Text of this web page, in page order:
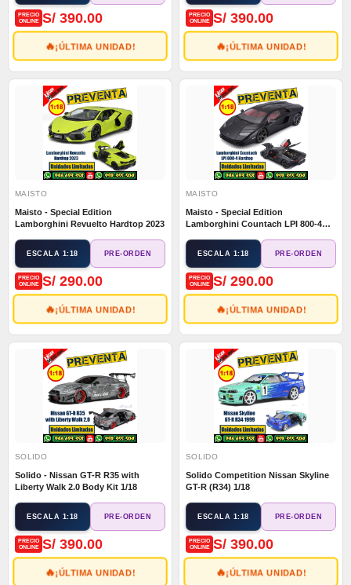
PRECIO
ONLINE
S/ 390.00
🔥¡ÚLTIMA UNIDAD!
PRECIO
ONLINE
S/ 390.00
🔥¡ÚLTIMA UNIDAD!
MAISTO
Maisto - Special Edition
Lamborghini Revuelto Hardtop 2023
ESCALA 1:18 PRE-ORDEN
PRECIO
ONLINE
S/ 290.00
🔥¡ÚLTIMA UNIDAD!
MAISTO
Maisto - Special Edition
Lamborghini Countach LPI 800-4
ESCALA 1:18 PRE-ORDEN
PRECIO
ONLINE
S/ 290.00
🔥¡ÚLTIMA UNIDAD!
SOLIDO
Solido - Nissan GT-R R35 with
Liberty Walk 2.0 Body Kit 1/18
ESCALA 1:18 PRE-ORDEN
PRECIO
ONLINE
S/ 390.00
🔥¡ÚLTIMA UNIDAD!
SOLIDO
Solido Competition Nissan Skyline
GT-R (R34) 1/18
ESCALA 1:18 PRE-ORDEN
PRECIO
ONLINE
S/ 390.00
🔥¡ÚLTIMA UNIDAD!